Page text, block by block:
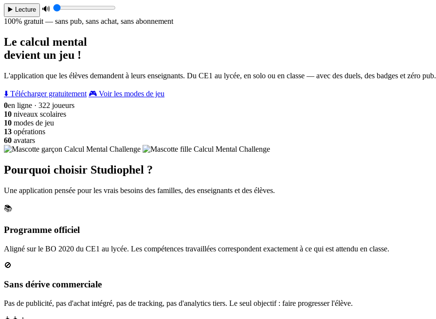
▶️ Lecture
🔊
100% gratuit — sans pub, sans achat, sans abonnement
Le calcul mental
devient un jeu !
L'application que les élèves demandent à leurs enseignants. Du CE1 au lycée, en solo ou en classe — avec des duels, des badges et zéro pub.
⬇️ Télécharger gratuitement 🎮 Voir les modes de jeu
0en ligne · 322 joueurs
10 niveaux scolaires
10 modes de jeu
13 opérations
60 avatars
Pourquoi choisir Studiophel ?
Une application pensée pour les vrais besoins des familles, des enseignants et des élèves.
📚
Programme officiel
Aligné sur le BO 2020 du CE1 au lycée. Les compétences travaillées correspondent exactement à ce qui est attendu en classe.
🚫
Sans dérive commerciale
Pas de publicité, pas d'achat intégré, pas de tracking, pas d'analytics tiers. Le seul objectif : faire progresser l'élève.